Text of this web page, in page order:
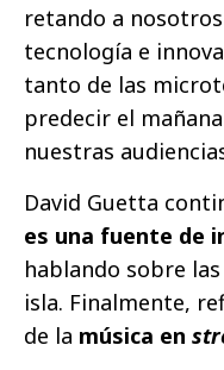
retando a
tecnología e
tanto de las
predecir el
nuestras
David Guetta
es una fuente de
hablando sobre
isla. Finalmente,
de la música en